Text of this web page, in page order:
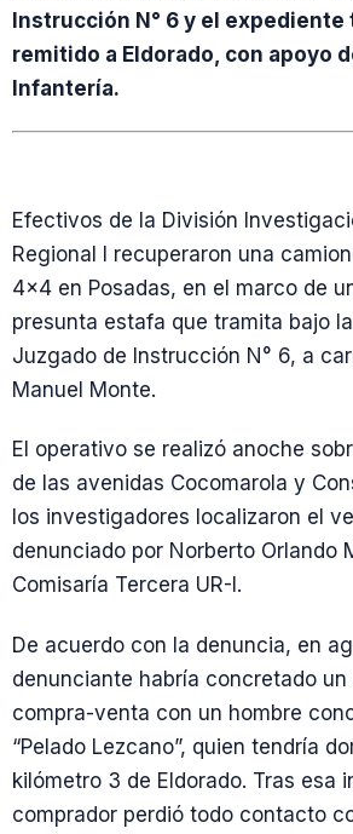
Instrucción N° 6 y el
remitido a Eldorado, con apoyo
Infantería.
Efectivos de la División
Regional I recuperaron una
4×4 en Posadas, en el marco de
presunta estafa que tramita bajo
Juzgado de Instrucción N° 6, a
Manuel Monte.
El operativo se realizó anoche
de las avenidas Cocomarola y
los investigadores localizaron el
denunciado por Norberto Orlando
Comisaría Tercera UR-I.
De acuerdo con la denuncia, en
denunciante habría concretado
compra-venta con un hombre
“Pelado Lezcano”, quien tendría
kilómetro 3 de Eldorado. Tras esa
comprador perdió todo contacto